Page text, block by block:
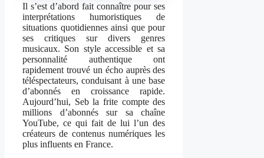
Il s’est d’abord fait connaître pour ses
interprétations humoristiques de
situations quotidiennes ainsi que pour
ses critiques sur divers genres
musicaux. Son style accessible et sa
personnalité authentique ont
rapidement trouvé un écho auprès des
téléspectateurs, conduisant à une base
d’abonnés en croissance rapide.
Aujourd’hui, Seb la frite compte des
millions d’abonnés sur sa chaîne
YouTube, ce qui fait de lui l’un des
créateurs de contenus numériques les
plus influents en France.